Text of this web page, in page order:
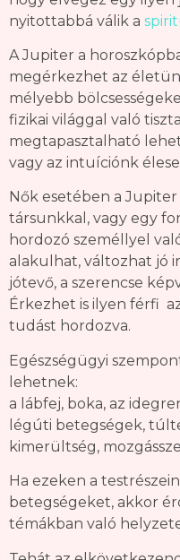
nyitottabbá válik a
A Jupiter a
megérkezhet az
mélyebb
fizikai világgal való
megtapasztalható
vagy az intuíciónk
Nők esetében a
társunkkal, vagy egy
hordozó személlyel
alakulhat, változhat jó
jótevő, a szerencse
Érkezhet is ilyen férfi
tudást hordozva.
Egészségügyi
lehetnek:
a lábfej, boka, az
légúti betegségek,
kimerültség,
Ha ezeken a
betegségeket, akkor
témákban való